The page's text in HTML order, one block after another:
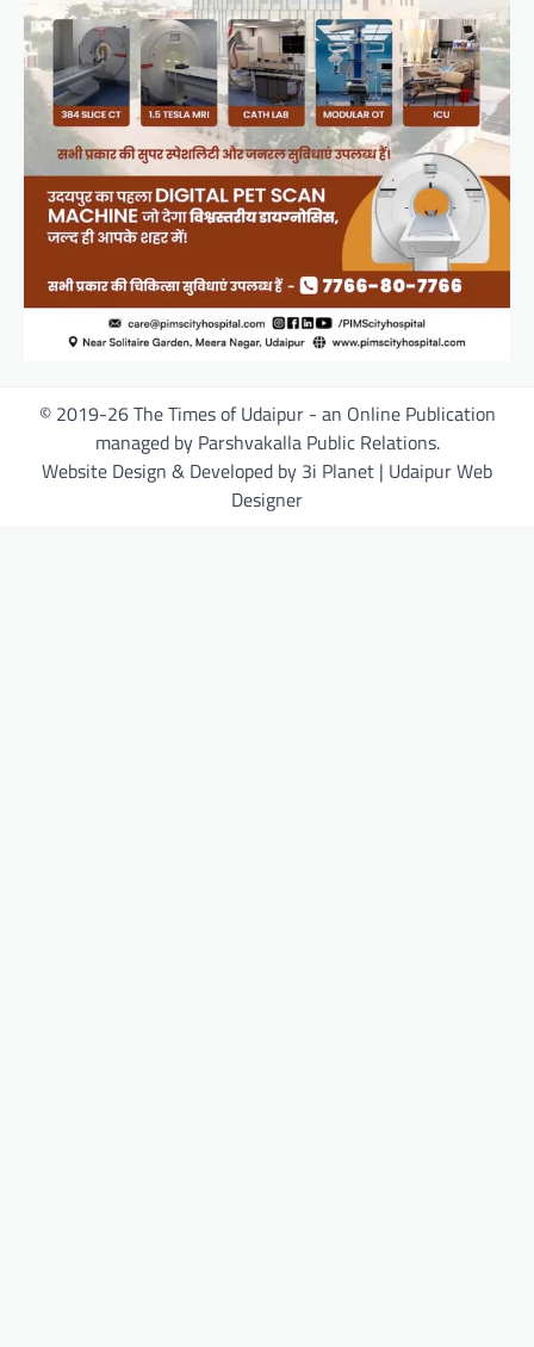
© 2019-26 The Times of Udaipur - an Online Publication
managed by Parshvakalla Public Relations.
Website Design & Developed by 3i Planet | Udaipur Web
Designer